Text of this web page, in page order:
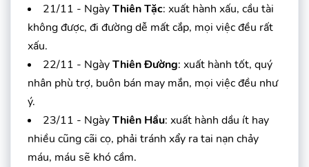
21/11 - NgàyThiên Tặc: xuất hành xấu, cầu tài
không được, đi đường dễ mất cắp, mọi việc đều rất
xấu.
22/11 - NgàyThiên Đường: xuất hành tốt, quý
nhân phù trợ, buôn bán may mắn, mọi việc đều như
ý.
23/11 - NgàyThiên Hầu: xuất hành dầu ít hay
nhiều cũng cãi cọ, phải tránh xẩy ra tai nạn chảy
máu, máu sẽ khó cầm.